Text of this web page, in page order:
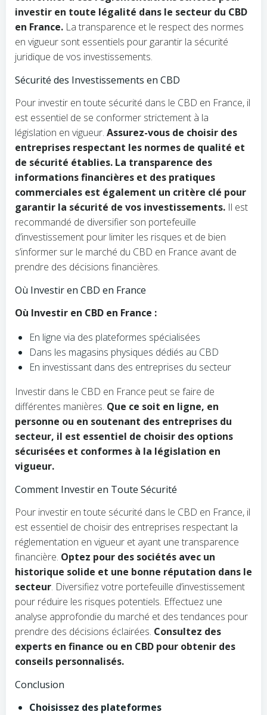
investir en toute légalité dans le secteur du CBD
en France. La transparence et le respect des normes
en vigueur sont essentiels pour garantir la sécurité
juridique de vos investissements.
Sécurité des Investissements en CBD
Pour investir en toute sécurité dans le CBD en France, il
est essentiel de se conformer strictement à la
législation en vigueur. Assurez-vous de choisir des
entreprises respectant les normes de qualité et
de sécurité établies. La transparence des
informations financières et des pratiques
commerciales est également un critère clé pour
garantir la sécurité de vos investissements. Il est
recommandé de diversifier son portefeuille
d’investissement pour limiter les risques et de bien
s’informer sur le marché du CBD en France avant de
prendre des décisions financières.
Où Investir en CBD en France
Où Investir en CBD en France :
En ligne via des plateformes spécialisées
Dans les magasins physiques dédiés au CBD
En investissant dans des entreprises du secteur
Investir dans le CBD en France peut se faire de
différentes manières. Que ce soit en ligne, en
personne ou en soutenant des entreprises du
secteur, il est essentiel de choisir des options
sécurisées et conformes à la législation en
vigueur.
Comment Investir en Toute Sécurité
Pour investir en toute sécurité dans le CBD en France, il
est essentiel de choisir des entreprises respectant la
réglementation en vigueur et ayant une transparence
financière. Optez pour des sociétés avec un
historique solide et une bonne réputation dans le
secteur. Diversifiez votre portefeuille d’investissement
pour réduire les risques potentiels. Effectuez une
analyse approfondie du marché et des tendances pour
prendre des décisions éclairées. Consultez des
experts en finance ou en CBD pour obtenir des
conseils personnalisés.
Conclusion
Choisissez des plateformes